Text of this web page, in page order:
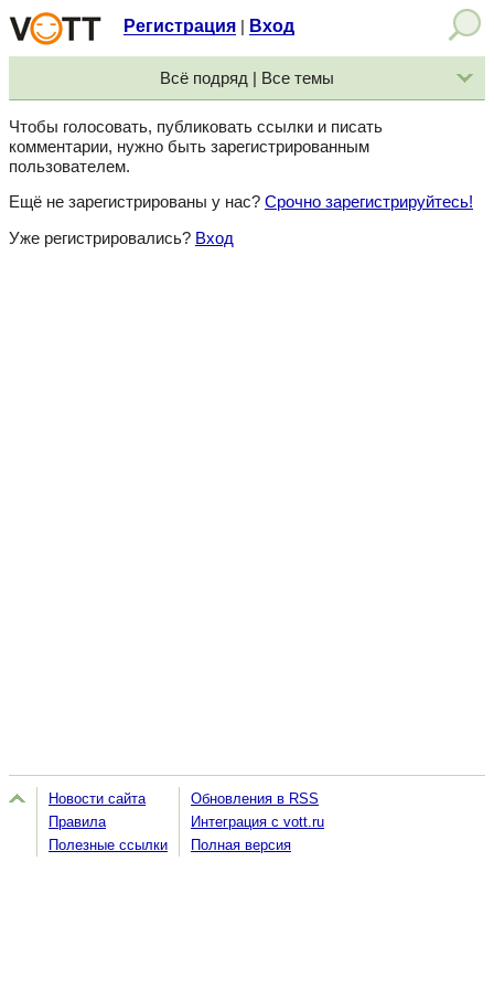
Регистрация Вход
Всё подряд | Все темы
Чтобы голосовать, публиковать ссылки и писать
комментарии, нужно быть зарегистрированным
пользователем.
Ещё не зарегистрированы у нас? Срочно зарегистрируйтесь!
Уже регистрировались? Вход
Новости сайта
Правила
Полезные ссылки
Обновления в RSS
Интеграция с vott.ru
Полная версия